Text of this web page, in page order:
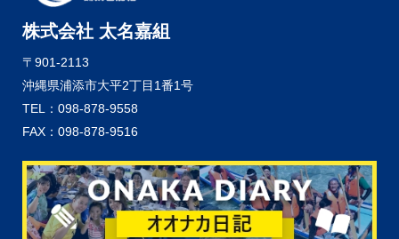
株式会社 太名嘉組
〒901-2113
沖縄県浦添市大平2丁目1番1号
TEL：098-878-9558
FAX：098-878-9516